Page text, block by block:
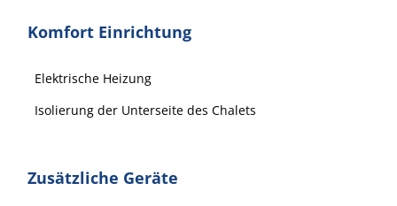
Komfort Einrichtung
Elektrische Heizung
Isolierung der Unterseite des Chalets
Zusätzliche Geräte